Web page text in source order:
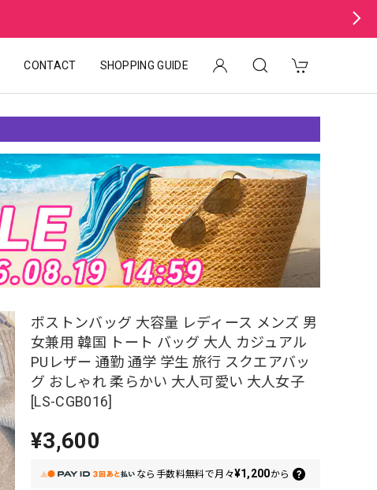
CONTACT SHOPPING GUIDE
ボストンバッグ 大容量 レディース メンズ 男
女兼用 韓国 トート バッグ 大人 カジュアル
PUレザー 通勤 通学 学生 旅行 スクエアバッ
グ おしゃれ 柔らかい 大人可愛い 大人女子
[LS-CGB016]
¥3,600
なら 手数料無料で月々¥1,200から